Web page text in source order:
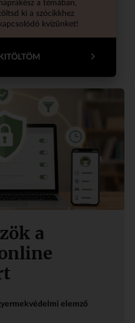
a témában,
ki a szócikkhez
kapcsolódó kvízünket!
KITÖLTÖM
a
elemző